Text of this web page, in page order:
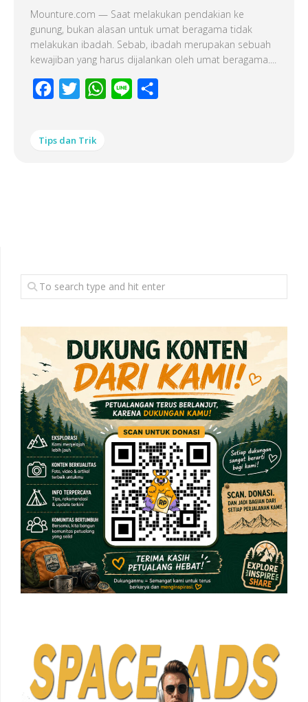
Mounture.com — Saat melakukan pendakian ke
gunung, bukan alasan untuk umat beragama tidak
melakukan ibadah. Sebab, ibadah merupakan sebuah
kewajiban yang harus dijalankan oleh umat beragama....
Facebook
Twitter WhatsApp
Line
Tips dan Trik